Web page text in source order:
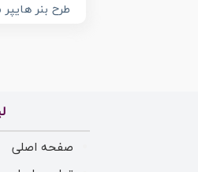
طرح بنر
صفحه اصلی